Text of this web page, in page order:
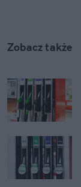
Zobacz także